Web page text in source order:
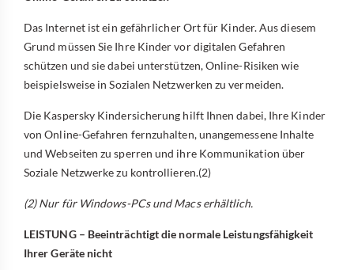
Das Internet ist ein gefährlicher Ort für Kinder. Aus diesem
Grund müssen Sie Ihre Kinder vor digitalen Gefahren
schützen und sie dabei unterstützen, Online-Risiken wie
beispielsweise in Sozialen Netzwerken zu vermeiden.
Die Kaspersky Kindersicherung hilft Ihnen dabei, Ihre Kinder
von Online-Gefahren fernzuhalten, unangemessene Inhalte
und Webseiten zu sperren und ihre Kommunikation über
Soziale Netzwerke zu kontrollieren.(2)
(2) Nur für Windows-PCs und Macs erhältlich.
LEISTUNG – Beeinträchtigt die normale Leistungsfähigkeit
Ihrer Geräte nicht